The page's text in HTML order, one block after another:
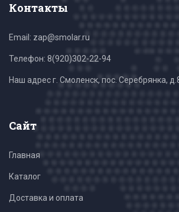
Контакты
Email: zap@smolar.ru
Телефон: 8(920)302-22-94
Наш адрес г. Смоленск, пос. Серебрянка,
Сайт
Главная
Каталог
Доставка и оплата